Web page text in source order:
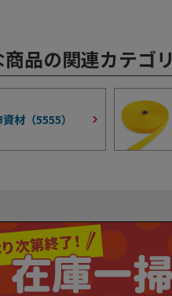
品の関連カテゴリ
資材（5555）